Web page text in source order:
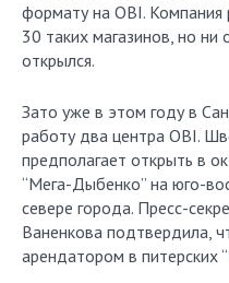
формату на OBI. Компания
30 таких магазинов, но ни
открылся.
Зато уже в этом году в
работу два центра OBI.
предполагает открыть в
“Мега-Дыбенко” на юго-
севере города. Пресс-
Ваненкова подтвердила,
арендатором в питерских